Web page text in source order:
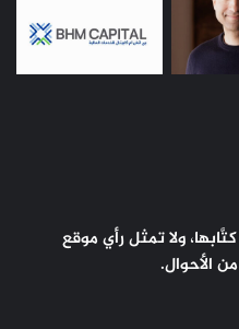
ولا تمثل رأي موقع
الأحوال.